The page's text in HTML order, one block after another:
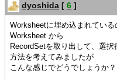
},
{RecordData id =
"1.0"},
{RecordData id =
"2.0"}
}
}
dyoshida [ 6 ]
Worksheetに埋め込まれてい
Worksheet から
RecordSetを取り出して、選
方法を考えてみましたが
こんな感じでどうでしょうか？